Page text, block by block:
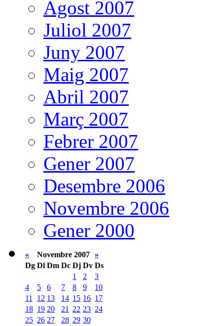
Agost 2007
Juliol 2007
Juny 2007
Maig 2007
Abril 2007
Març 2007
Febrer 2007
Gener 2007
Desembre 2006
Novembre 2006
Gener 2000
« Novembre 2007 »
Dg Dl Dm Dc Dj Dv Ds
1
2
3
4
5 6 7 8 9
10
11
12 13 14 15 16 17
18 19 20 21 22 23 24
25 26 27 28 29 30